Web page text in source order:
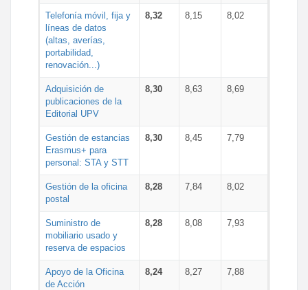
Telefonía móvil, fija y
líneas de datos
(altas, averías,
portabilidad,
renovación...)
8,32 8,15 8,02
Adquisición de
publicaciones de la
Editorial UPV
8,30 8,63 8,69
Gestión de estancias
Erasmus+ para
personal: STA y STT
8,30 8,45 7,79
Gestión de la oficina
postal
8,28 7,84 8,02
Suministro de
mobiliario usado y
reserva de espacios
8,28 8,08 7,93
Apoyo de la Oficina
de Acción
8,24 8,27 7,88